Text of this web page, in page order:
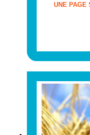
UNE PAGE